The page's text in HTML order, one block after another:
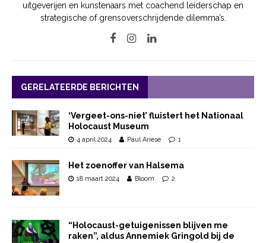
uitgeverijen en kunstenaars met coachend leiderschap en
strategische of grensoverschrijdende dilemma’s.
GERELATEERDE BERICHTEN
‘Vergeet-ons-niet’ fluistert het Nationaal
Holocaust Museum
4 april 2024 Paul Ariese 1
Het zoenoffer van Halsema
18 maart 2024 Bloom 2
“Holocaust-getuigenissen blijven me
raken”, aldus Annemiek Gringold bij de